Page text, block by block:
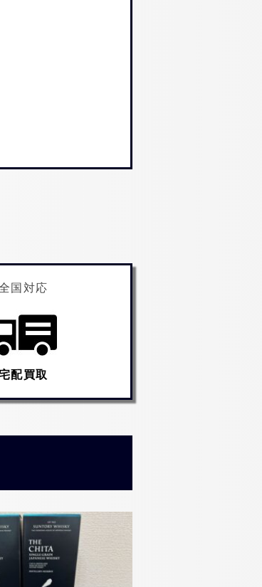
国対応
配買取